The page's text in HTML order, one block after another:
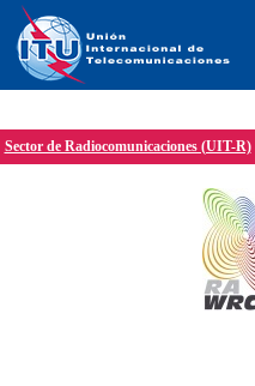
Sector de Radiocomunicaciones (UIT-R)